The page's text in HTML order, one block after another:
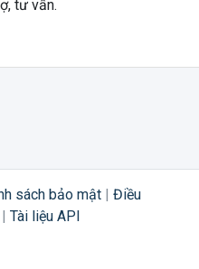
tư vấn.
sách bảo mật |Điều
|Tài liệu API